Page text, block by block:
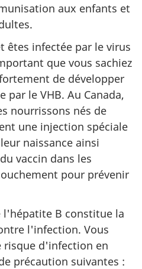
aux enfants et
êtes infectée par le virus
que vous sachiez
de développer
le VHB. Au Canada,
nourrissons nés de
une injection spéciale
naissance ainsi
vaccin dans les
pour prévenir
B constitue la
l'infection. Vous
risque d'infection en
précaution suivantes :